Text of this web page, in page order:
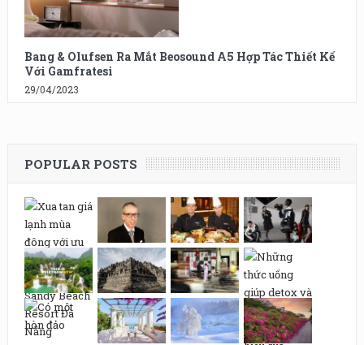
Bang & Olufsen Ra Mắt Beosound A5 Hợp Tác Thiết Kế
Với Gamfratesi
29/04/2023
POPULAR POSTS